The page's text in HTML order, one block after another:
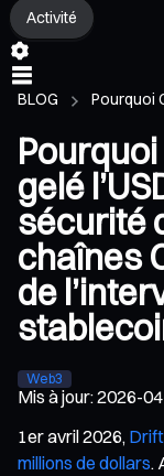
Activité
BLOG Pourquoi
gelé
sécurité
chaînes
de
Web3
Mis à jour:2026-
1er avril 2026,
millions de dollars.